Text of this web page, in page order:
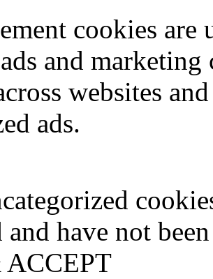
cookies
and marketing
websites
ads.
and have not